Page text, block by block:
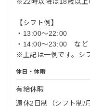
【シフト例】
・13:00〜22:00
・14:00〜23:00 など
※上記は一例です。シ
休日・休暇
有給休暇
週休2日制（シフト制/